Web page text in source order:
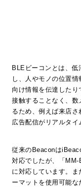
BLEビーコンとは、
し、人やモノの位置
向け情報を伝達した
接触することなく、数
るため、例えば来店さ
広告配信がリアルタイ
従来のBeaconは
対応でしたが、「
に対応しています。
ーマットを使用可能